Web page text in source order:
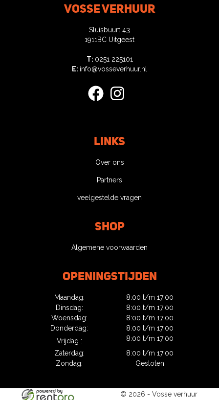
Vosse verhuur
Sluisbuurt 43
1911BC Uitgeest
T: 0251 225101
E: info@vosseverhuur.nl
Links
Over ons
Partners
veelgestelde vragen
Shop
Algemene voorwaarden
Openingstijden
Maandag:
8:00 t/m 17:00
Dinsdag:
8:00 t/m 17:00
Woensdag:
8:00 t/m 17:00
Donderdag:
8:00 t/m 17:00
Vrijdag :
8:00 t/m 17:00
Zaterdag:
8:00 t/m 17:00
Zondag:
Gesloten
© 2026 - Vosse verhuur